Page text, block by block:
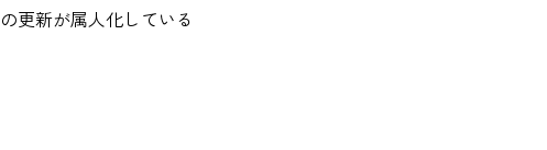
更新が属人化している